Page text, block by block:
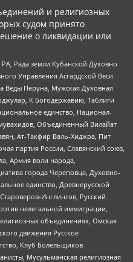
и религиозных
судом принято
о ликвидации или
Рада земли Кубанской Духовно
Управления Асгардской Веси
Веды Перуна, Мужская Духовная
К Богодержавию, Таблиги
единство, Национал-
Объединенный Вилайат
Ат-Такфир Валь-Хиджра, Пит
партия России, Славянский союз,
Армия воли народа,
города Череповца, Духовно-
единство, Древнерусской
Инглингов, Русский
нелегальной иммиграции,
объединениях, Омская
движения Русское
Клуб Болельщиков
Мусульманская религиозная